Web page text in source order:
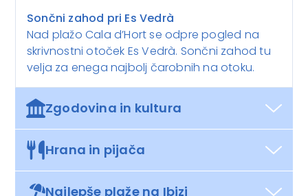
Sončni zahod pri Es Vedrà
Nad plažo Cala d’Hort se odpre pogled na
skrivnostni otoček Es Vedrà. Sončni zahod tu
velja za enega najbolj čarobnih na otoku.
Zgodovina in kultura
Hrana in pijača
Najlepše plaže na Ibizi